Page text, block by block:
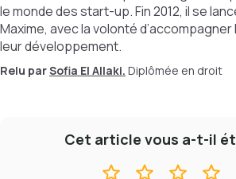
le monde des start-up. Fin 2012, il se
Maxime, avec la volonté d’accompagner
leur développement.
Relu parSofia El Allaki. Diplômée en droit
Cet article vous a-t-il